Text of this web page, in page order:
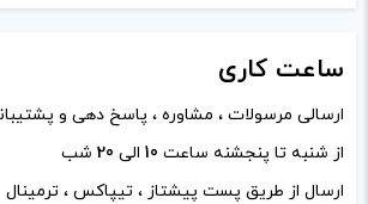
نام*
ساعت کاری
ارسالی مرسولات ، مشاوره ، پاسخ دهی و
از شنبه تا پنجشنه ساعت 10 الی 20 شب
ارسال از طریق پست پیشتاز ، تیپاکس ، ترمینال